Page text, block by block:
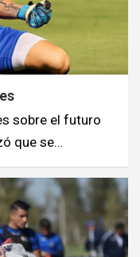
sobre el futuro
que se…